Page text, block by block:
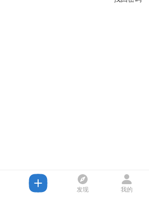
发现 我的